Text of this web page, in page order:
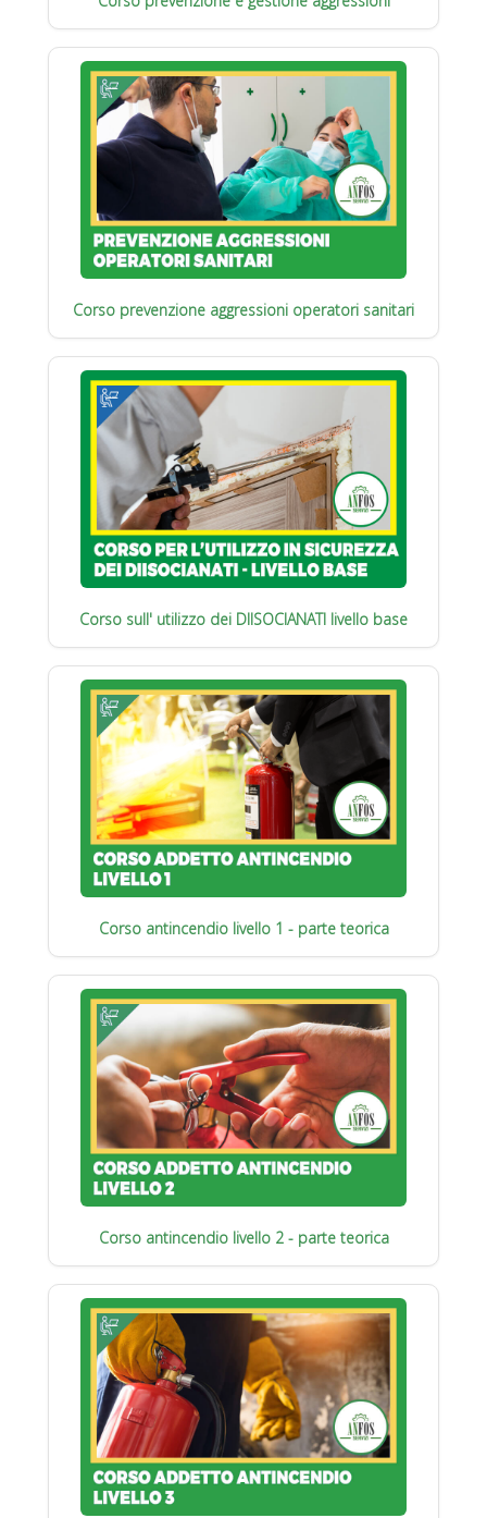
Corso prevenzione aggressioni operatori sanitari
Corso sull' utilizzo dei DIISOCIANATI livello base
Corso antincendio livello 1 - parte teorica
Corso antincendio livello 2 - parte teorica